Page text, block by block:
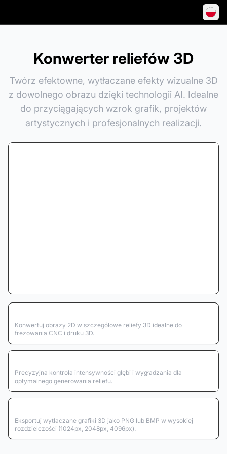
Konwerter reliefów 3D
Twórz efektowne, wytłaczane efekty wizualne 3D
z dowolnego obrazu dzięki technologii AI. Idealne
do przyciągających wzrok grafik, projektów
artystycznych i profesjonalnych realizacji.
Konwertuj obrazy 2D w szczegółowe reliefy 3D idealne do
frezowania CNC i druku 3D.
Precyzyjna kontrola intensywności głębi i wygładzania dla
optymalnego generowania reliefu.
Eksportuj wytłaczane grafiki 3D jako PNG lub BMP w wysokiej
rozdzielczości (1024px, 2048px, 4096px).